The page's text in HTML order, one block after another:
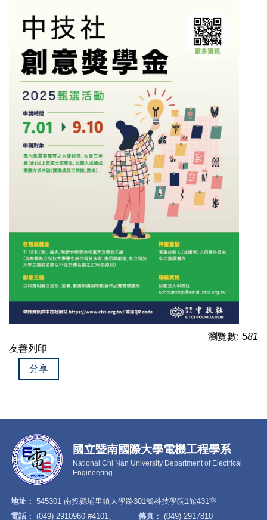
瀏覽數: 581
友善列印
分享
國立暨南國際大學電機工程學系
National Chi Nan University Department of Electrical
Engineering
地址： 545301 南投縣埔里鎮大學路301號科技學院1館431室
電話： (049) 2910960 #4101、 傳真： (049) 2917810